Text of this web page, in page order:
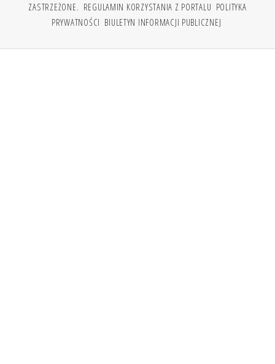
ZASTRZEŻONE. REGULAMIN KORZYSTANIA Z PORTALU POLITYKA
PRYWATNOŚCI BIULETYN INFORMACJI PUBLICZNEJ